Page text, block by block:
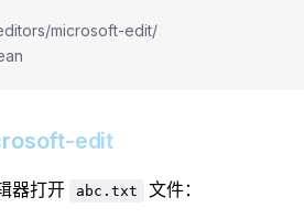
microsoft-edit/
edit
器打开 abc.txt 文件：